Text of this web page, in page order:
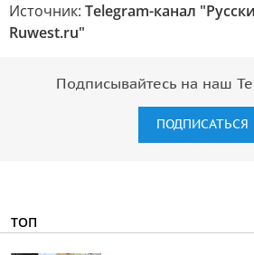
Источник: Telegram-канал
Ruwest.ru"
Подписывайтесь на наш
ПОДПИСАТЬСЯ
ТОП